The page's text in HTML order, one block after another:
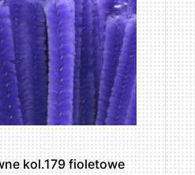
kol.179 fioletowe